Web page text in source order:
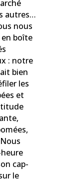
autres…
nous
boîte
: notre
bien
les
et
cap-
le